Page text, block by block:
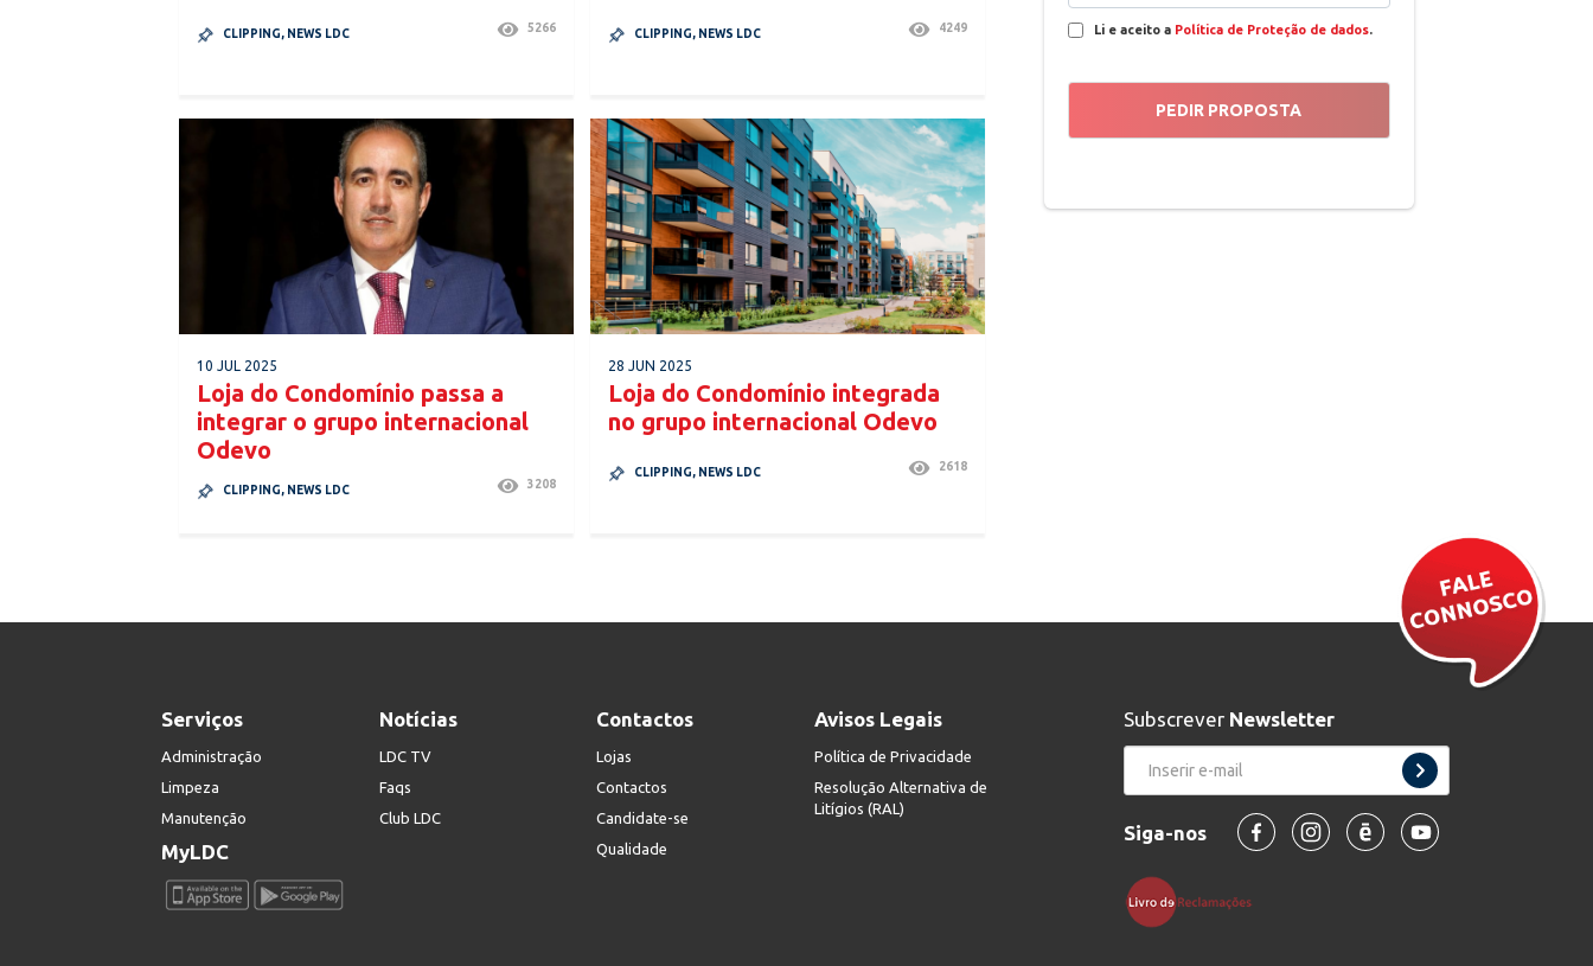
CLIPPING, NEWS LDC 5266 CLIPPING, NEWS LDC 4249
10 JUL 2025
Loja do Condomínio passa a
integrar o grupo internacional
Odevo
CLIPPING, NEWS LDC 3208
28 JUN 2025
Loja do Condomínio integrada
no grupo internacional Odevo
CLIPPING, NEWS LDC 2618
Li e aceito a Política de Proteção de dados.
Serviços
Administração
Limpeza
Manutenção
MyLDC
Notícias
LDC TV
Faqs
Club LDC
Contactos
Lojas
Contactos
Candidate-se
Qualidade
Avisos Legais
Política de Privacidade
Resolução Alternativa de
Litígios (RAL)
Subscrever Newsletter
Siga-nos